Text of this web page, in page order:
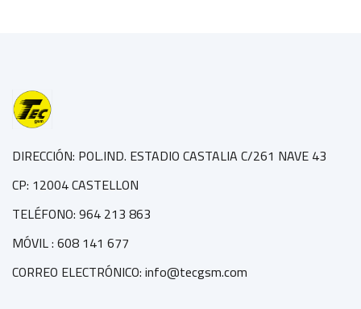
DIRECCIÓN: POL.IND. ESTADIO CASTALIA C/261 NAVE 43
CP: 12004 CASTELLON
TELÉFONO: 964 213 863
MÓVIL : 608 141 677
CORREO ELECTRÓNICO: info@tecgsm.com